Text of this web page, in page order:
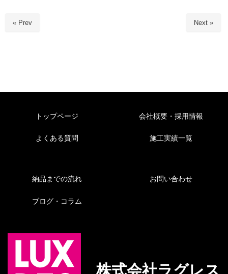
« Prev Next »
トップページ
よくある質問
会社概要・採用情報
施工実績一覧
納品までの流れ
ブログ・コラム
お問い合わせ
株式会社ラグレス